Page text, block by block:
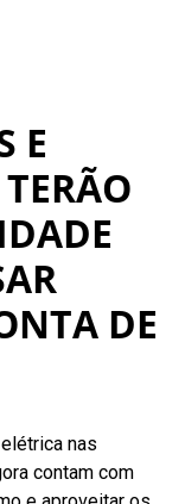
E
DE
nas
contam com